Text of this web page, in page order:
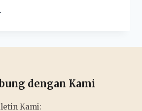
dengan Kami
Kami: